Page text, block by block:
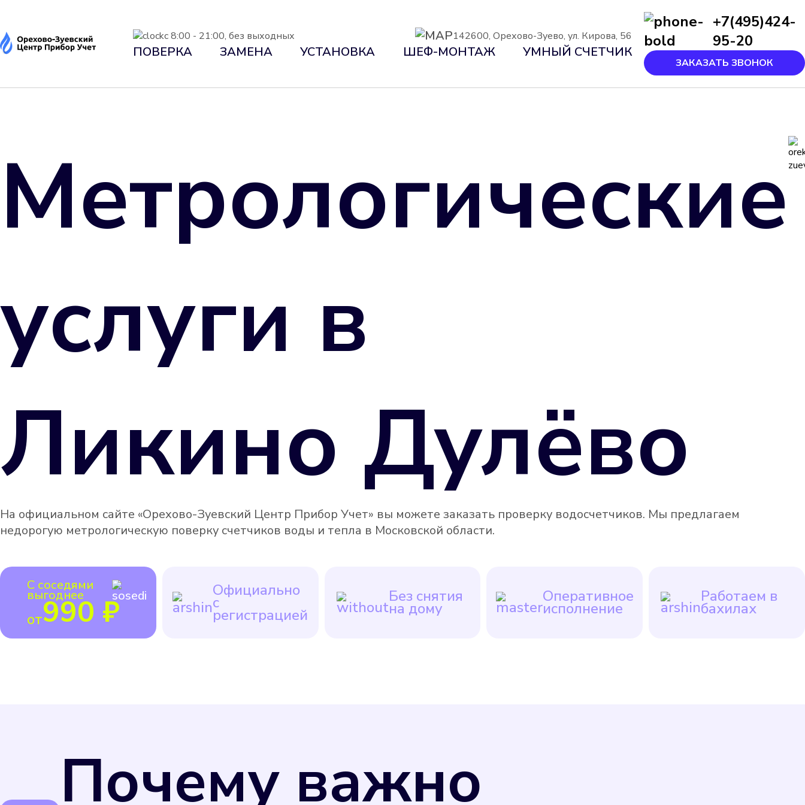
с 8:00 - 21:00, без выходных 142600, Орехово-Зуево, ул. Кирова, 56
ПОВЕРКА ЗАМЕНА УСТАНОВКА ШЕФ-МОНТАЖ УМНЫЙ СЧЕТЧИК
+7(495)424-
95-20
ЗАКАЗАТЬ ЗВОНОК
Метрологические
услуги в
Ликино Дулёво
На официальном сайте «Орехово-Зуевский Центр Прибор Учет» вы можете заказать проверку водосчетчиков. Мы предлагаем
недорогую метрологическую поверку счетчиков воды и тепла в Московской области.
С соседями
выгоднее
от990 ₽
Официально
с
регистрацией
Без снятия
на дому
Оперативное
исполнение
Работаем в
бахилах
Почему важно